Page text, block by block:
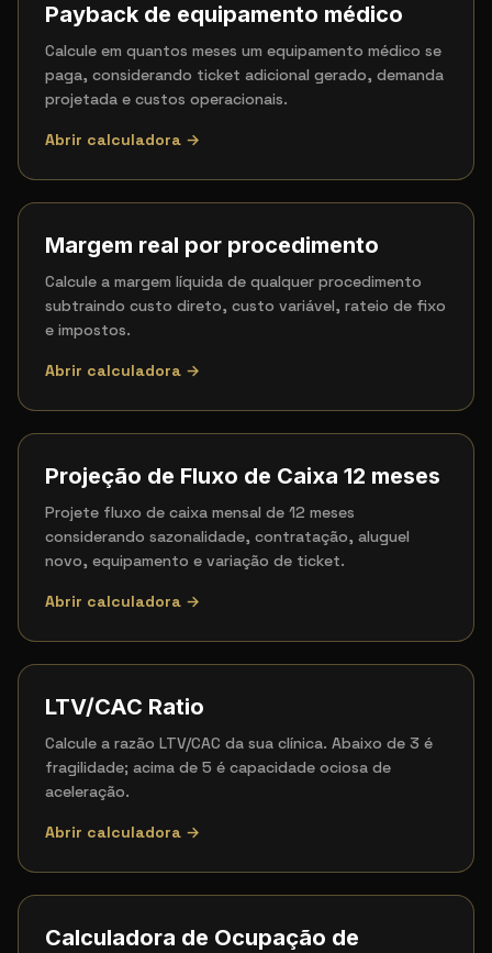
Payback de equipamento médico
Calcule em quantos meses um equipamento médico se
paga, considerando ticket adicional gerado, demanda
projetada e custos operacionais.
Abrir calculadora →
Margem real por procedimento
Calcule a margem líquida de qualquer procedimento
subtraindo custo direto, custo variável, rateio de fixo
e impostos.
Abrir calculadora →
Projeção de Fluxo de Caixa 12 meses
Projete fluxo de caixa mensal de 12 meses
considerando sazonalidade, contratação, aluguel
novo, equipamento e variação de ticket.
Abrir calculadora →
LTV/CAC Ratio
Calcule a razão LTV/CAC da sua clínica. Abaixo de 3 é
fragilidade; acima de 5 é capacidade ociosa de
aceleração.
Abrir calculadora →
Calculadora de Ocupação de